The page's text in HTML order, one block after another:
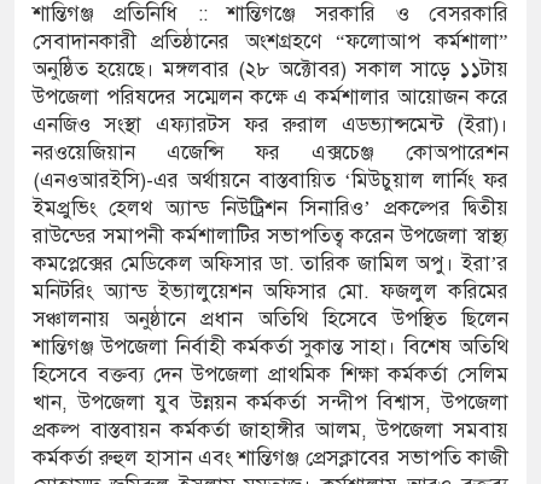
ঘণ্টা লোডশেডিং, ক্ষুব্ধ গ্রাহক
দুর্ঘটনায় আহতদের চিকিৎসা নিশ্চিতের নির্দেশ
দিবস পালিত
যেন ময়লার ভাগাড়
অব্যাহত : অস্তিত্ব সংকটে বাউসা-কেশবপুর গ্রাম
নিয়ে চলাচল
অভাবে অনিশ্চয়তায় হাওরের শত শত শিক্ষার্থীর
মাধ্যমিকেই
শান্তিগঞ্জ প্রতিনিধি :: শান্তিগঞ্জে সরকারি ও বেসরকারি
সেবাদানকারী প্রতিষ্ঠানের অংশগ্রহণে “ফলোআপ কর্মশালা”
অনুষ্ঠিত হয়েছে। মঙ্গলবার (২৮ অক্টোবর) সকাল সাড়ে ১১টায়
উপজেলা পরিষদের সম্মেলন কক্ষে এ কর্মশালার আয়োজন করে
এনজিও সংস্থা এফ্যারটস ফর রুরাল এডভ্যান্সমেন্ট (ইরা)।
নরওয়েজিয়ান এজেন্সি ফর এক্সচেঞ্জ কোঅপারেশন
(এনওআরইসি)-এর অর্থায়নে বাস্তবায়িত ‘মিউচুয়াল লার্নিং ফর
ইমপ্রুভিং হেলথ অ্যান্ড নিউট্রিশন সিনারিও’ প্রকল্পের দ্বিতীয়
রাউন্ডের সমাপনী কর্মশালাটির সভাপতিত্ব করেন উপজেলা স্বাস্থ্য
কমপ্লেক্সের মেডিকেল অফিসার ডা. তারিক জামিল অপু। ইরা’র
মনিটরিং অ্যান্ড ইভ্যালুয়েশন অফিসার মো. ফজলুল করিমের
সঞ্চালনায় অনুষ্ঠানে প্রধান অতিথি হিসেবে উপস্থিত ছিলেন
শান্তিগঞ্জ উপজেলা নির্বাহী কর্মকর্তা সুকান্ত সাহা। বিশেষ অতিথি
হিসেবে বক্তব্য দেন উপজেলা প্রাথমিক শিক্ষা কর্মকর্তা সেলিম
খান, উপজেলা যুব উন্নয়ন কর্মকর্তা সন্দীপ বিশ্বাস, উপজেলা
প্রকল্প বাস্তবায়ন কর্মকর্তা জাহাঙ্গীর আলম, উপজেলা সমবায়
কর্মকর্তা রুহুল হাসান এবং শান্তিগঞ্জ প্রেসক্লাবের সভাপতি কাজী